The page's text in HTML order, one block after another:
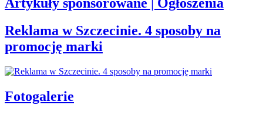
Reklama w Szczecinie. 4 sposoby na
promocję marki
Fotogalerie